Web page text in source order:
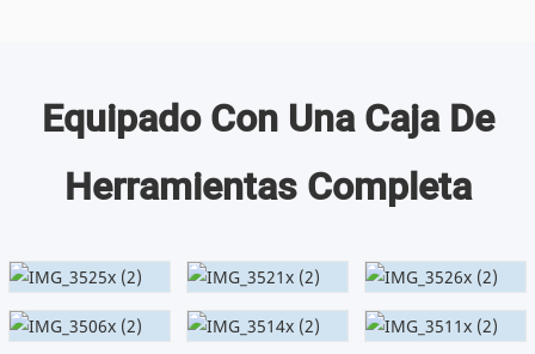
Equipado Con Una Caja De
Herramientas Completa